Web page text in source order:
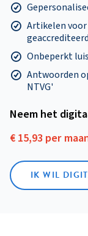
Artikelen
Onbeperkt
Antwoorden
NTVG'
Neem het
€ 15,93 per
IK WIL